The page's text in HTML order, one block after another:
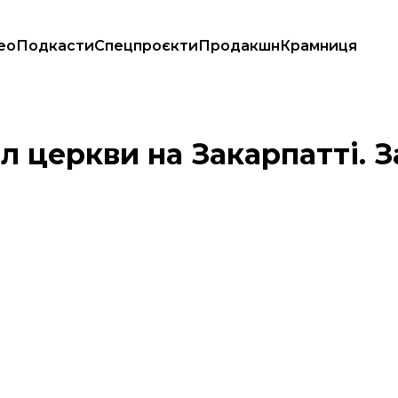
ПодкастиСпецпроєктиПродакшнКрамниця
церкви на Закарпатті.